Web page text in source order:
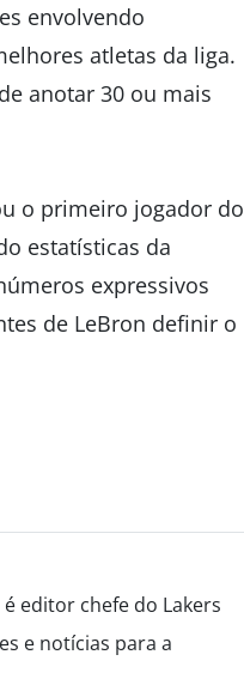
envolvendo
atletas da liga.
anotar 30 ou mais
o primeiro jogador do
estatísticas da
expressivos
de LeBron definir o
editor chefe do Lakers
e notícias para a